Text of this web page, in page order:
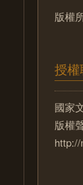
版權
授
國家
版權